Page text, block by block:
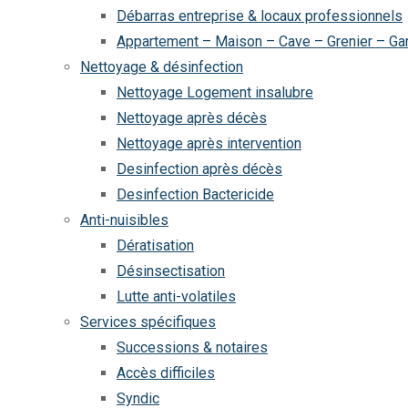
Débarras entreprise & locaux professionnels
Appartement – Maison – Cave – Grenier –
Nettoyage & désinfection
Nettoyage Logement insalubre
Nettoyage après décès
Nettoyage après intervention
Desinfection après décès
Desinfection Bactericide
Anti-nuisibles
Dératisation
Désinsectisation
Lutte anti-volatiles
Services spécifiques
Successions & notaires
Accès difficiles
Syndic